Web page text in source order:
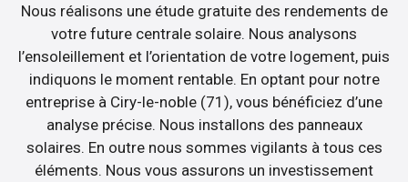
Nous réalisons une étude gratuite des rendements de
votre future centrale solaire. Nous analysons
l’ensoleillement et l’orientation de votre logement, puis
indiquons le moment rentable. En optant pour notre
entreprise à Ciry-le-noble (71), vous bénéficiez d’une
analyse précise. Nous installons des panneaux
solaires. En outre nous sommes vigilants à tous ces
éléments. Nous vous assurons un investissement